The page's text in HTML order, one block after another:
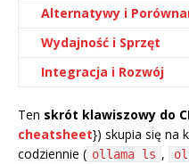
Alternatywy i
Wydajność i Sprzęt
Integracja i Rozwój
Ten skrót klawiszowy do
cheatsheet}) skupia się na
codziennie ( ollama ls ,